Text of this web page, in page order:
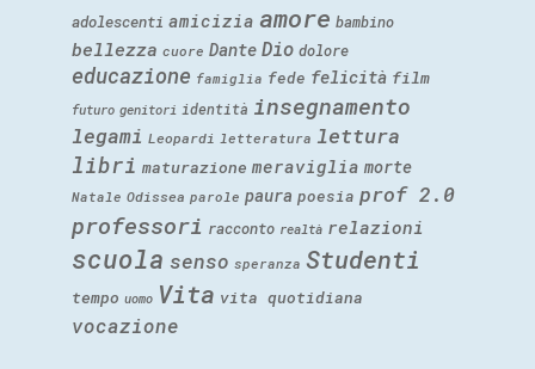
adolescenti amicizia amore bambino
bellezza cuore Dante Dio dolore
educazione famiglia fede felicità film
futuro genitori identità insegnamento
legami Leopardi letteratura lettura
libri maturazione meraviglia morte
Natale Odissea parole paura poesia prof 2.0
professori racconto realtà relazioni
scuola senso speranza Studenti
tempo uomo Vita vita quotidiana
vocazione